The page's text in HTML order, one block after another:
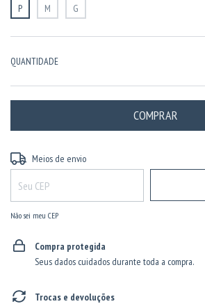
P
M G
QUANTIDADE
Entregas para o CEP:
Meios de envio
Não sei meu CEP
Compra protegida
Seus dados cuidados durante toda a compra.
Trocas e devoluções